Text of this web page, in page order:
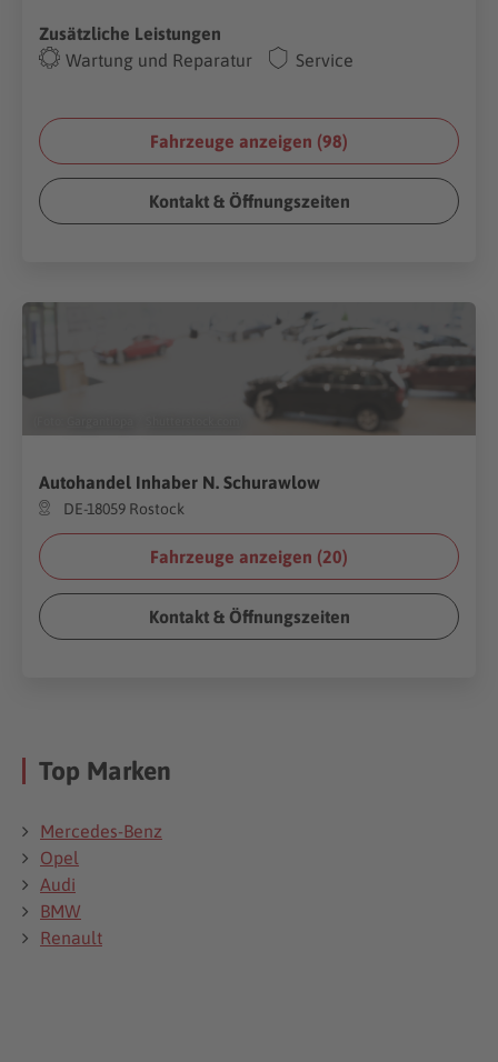
Zusätzliche Leistungen
Wartung und Reparatur
Service
Fahrzeuge anzeigen (98)
Kontakt & Öffnungszeiten
Autohandel Inhaber N. Schurawlow
DE-18059 Rostock
Fahrzeuge anzeigen (20)
Kontakt & Öffnungszeiten
Top Marken
Mercedes-Benz
Opel
Audi
BMW
Renault